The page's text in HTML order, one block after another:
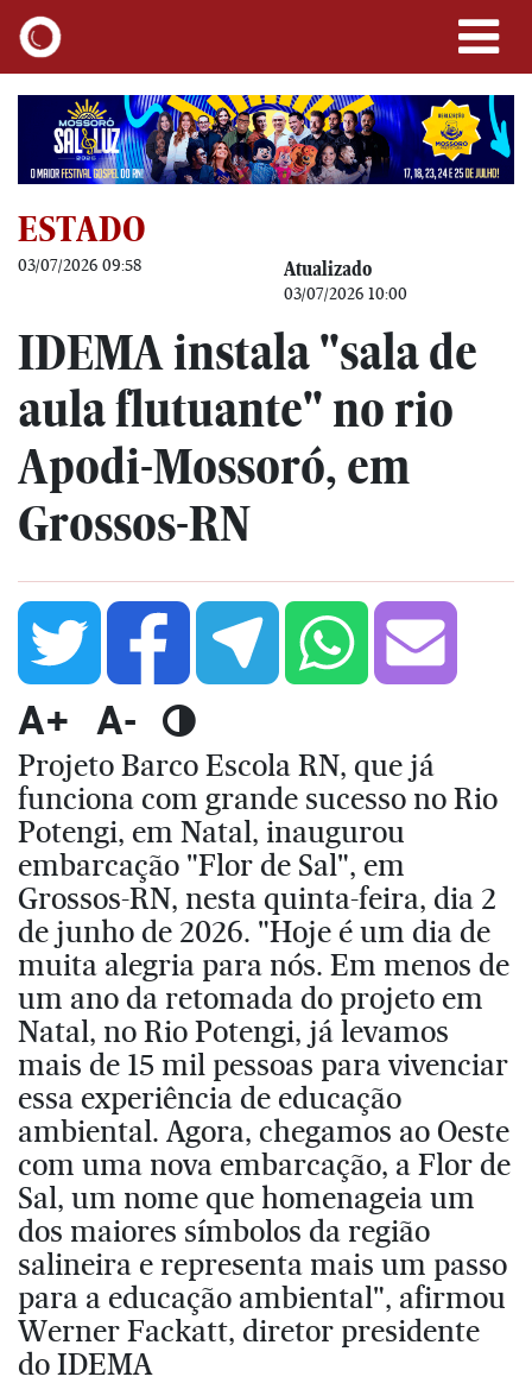
ESTADO
03/07/2026 09:58 Atualizado
03/07/2026 10:00
IDEMA instala "sala de
aula flutuante" no rio
Apodi-Mossoró, em
Grossos-RN
A+ A-
Projeto Barco Escola RN, que já
funciona com grande sucesso no Rio
Potengi, em Natal, inaugurou
embarcação "Flor de Sal", em
Grossos-RN, nesta quinta-feira, dia 2
de junho de 2026. "Hoje é um dia de
muita alegria para nós. Em menos de
um ano da retomada do projeto em
Natal, no Rio Potengi, já levamos
mais de 15 mil pessoas para vivenciar
essa experiência de educação
ambiental. Agora, chegamos ao Oeste
com uma nova embarcação, a Flor de
Sal, um nome que homenageia um
dos maiores símbolos da região
salineira e representa mais um passo
para a educação ambiental", afirmou
Werner Fackatt, diretor presidente
do IDEMA